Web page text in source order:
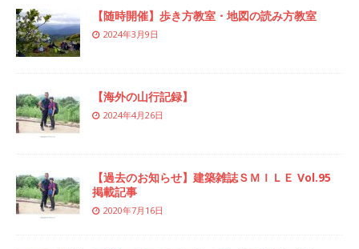
【随時開催】歩き方教室・地図の読み方教室
2024年3月9日
【海外の山行記録】
2024年4月26日
【過去のお知らせ】建築雑誌ＳＭＩＬＥ Vol.95
掲載記事
2020年7月16日